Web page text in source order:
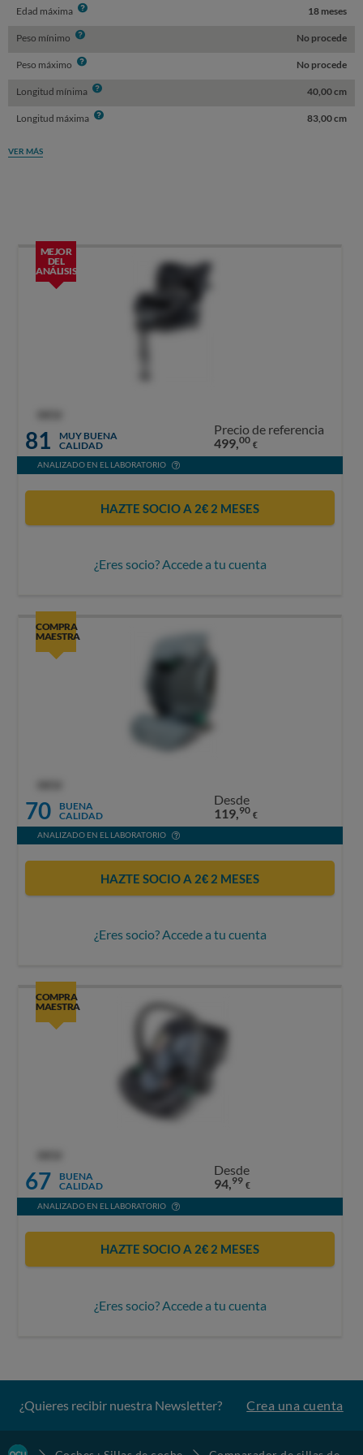
Edad máxima Info 18 meses
Peso mínimo Info No procede
Peso máximo Info No procede
Longitud mínima Info 40,00 cm
Longitud máxima Info 83,00 cm
VER MÁS
MEJOR
DEL
ANÁLISIS
81
MUY BUENA
CALIDAD
Precio de referencia
499,00 €
ANALIZADO EN EL LABORATORIO
HAZTE SOCIO A 2€ 2 MESES
¿Eres socio? Accede a tu cuenta
COMPRA
MAESTRA
70
BUENA
CALIDAD
Desde
119,90 €
ANALIZADO EN EL LABORATORIO
HAZTE SOCIO A 2€ 2 MESES
¿Eres socio? Accede a tu cuenta
COMPRA
MAESTRA
67
BUENA
CALIDAD
Desde
94,99 €
ANALIZADO EN EL LABORATORIO
HAZTE SOCIO A 2€ 2 MESES
¿Eres socio? Accede a tu cuenta
¿Quieres recibir nuestra Newsletter? Crea una cuenta